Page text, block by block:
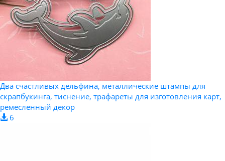
Два счастливых дельфина, металлические штампы для
скрапбукинга, тиснение, трафареты для изготовления карт,
ремесленный декор
6